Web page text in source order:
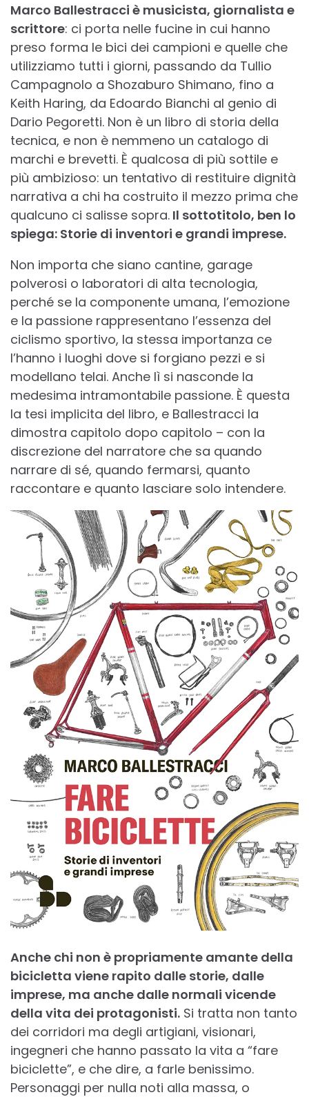
Marco Ballestracci è musicista, giornalista e
scrittore: ci porta nelle fucine in cui hanno
preso forma le bici dei campioni e quelle che
utilizziamo tutti i giorni, passando da Tullio
Campagnolo a Shozaburo Shimano, fino a
Keith Haring, da Edoardo Bianchi al genio di
Dario Pegoretti. Non è un libro di storia della
tecnica, e non è nemmeno un catalogo di
marchi e brevetti. È qualcosa di più sottile e
più ambizioso: un tentativo di restituire dignità
narrativa a chi ha costruito il mezzo prima che
qualcuno ci salisse sopra. Il sottotitolo, ben lo
spiega: Storie di inventori e grandi imprese.
Non importa che siano cantine, garage
polverosi o laboratori di alta tecnologia,
perché se la componente umana, l’emozione
e la passione rappresentano l’essenza del
ciclismo sportivo, la stessa importanza ce
l’hanno i luoghi dove si forgiano pezzi e si
modellano telai. Anche lì si nasconde la
medesima intramontabile passione. È questa
la tesi implicita del libro, e Ballestracci la
dimostra capitolo dopo capitolo – con la
discrezione del narratore che sa quando
narrare di sé, quando fermarsi, quanto
raccontare e quanto lasciare solo intendere.
Anche chi non è propriamente amante della
bicicletta viene rapito dalle storie, dalle
imprese, ma anche dalle normali vicende
della vita dei protagonisti. Si tratta non tanto
dei corridori ma degli artigiani, visionari,
ingegneri che hanno passato la vita a “fare
biciclette”, e che dire, a farle benissimo.
Personaggi per nulla noti alla massa, o